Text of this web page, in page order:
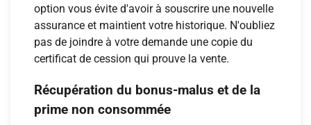
option vous évite d'avoir à souscrire une nouvelle
assurance et maintient votre historique. N'oubliez
pas de joindre à votre demande une copie du
certificat de cession qui prouve la vente.
Récupération du bonus-malus et de la
prime non consommée